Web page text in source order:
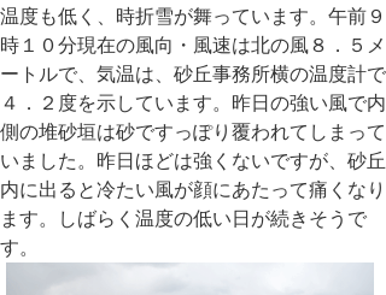
温度も低く、時折雪が舞っています。午前９
時１０分現在の風向・風速は北の風８．５メ
ートルで、気温は、砂丘事務所横の温度計で
４．２度を示しています。昨日の強い風で内
側の堆砂垣は砂ですっぽり覆われてしまって
いました。昨日ほどは強くないですが、砂丘
内に出ると冷たい風が顔にあたって痛くなり
ます。しばらく温度の低い日が続きそうで
す。